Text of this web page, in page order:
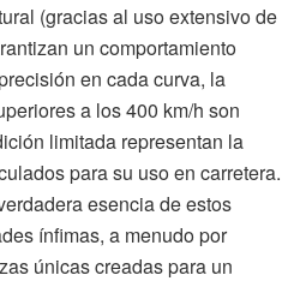
(gracias al uso extensivo de
un comportamiento
en cada curva, la
a los 400 km/h son
limitada representan la
para su uso en carretera.
esencia de estos
ínfimas, a menudo por
únicas creadas para un